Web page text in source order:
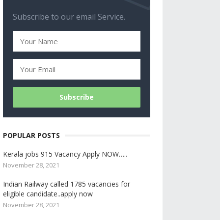
Subscribe to our email Service.
POPULAR POSTS
Kerala jobs 915 Vacancy Apply NOW…..
November 28, 2021
Indian Railway called 1785 vacancies for
eligible candidate..apply now
November 28, 2021